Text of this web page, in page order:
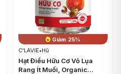
Giảm 25%
C'LAVIE•Hũ
Hạt Điều Hữu Cơ Vỏ Lụa
Rang Ít Muối, Organic